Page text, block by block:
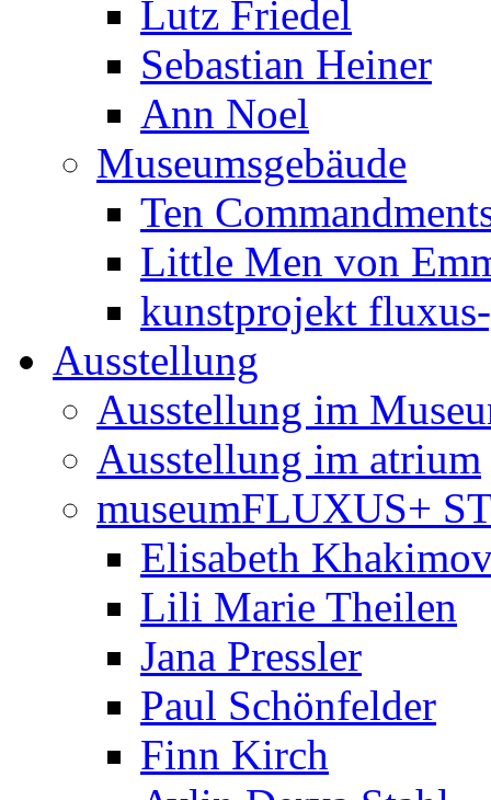
Lutz Friedel
Sebastian Heiner
Ann Noel
Museumsgebäude
Ten
Little Men von
kunstprojekt
Ausstellung
Ausstellung im
Ausstellung im atrium
museumFLUXUS+
Elisabeth
Lili Marie Theilen
Jana Pressler
Paul Schönfelder
Finn Kirch